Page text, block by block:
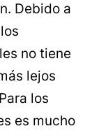
Debido a
no tiene
lejos
los
es mucho